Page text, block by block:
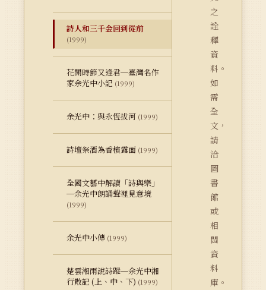
詩人和三千金回到從前
(1999)
花開時節又逢君─臺灣名作
家余光中小記 (1999)
余光中：與永恆拔河 (1999)
詩壇祭酒為香檳露面 (1999)
全國文藝中解讀「詩與樂」
─余光中朗誦聲裡見意境
(1999)
余光中小傳 (1999)
楚雲湘雨說詩蹤─余光中湘
行散記 (上、中、下) (1999)
之
詮
釋
資
料。
如
需
全
文，
請
洽
圖
書
館
或
相
關
資
料
庫。